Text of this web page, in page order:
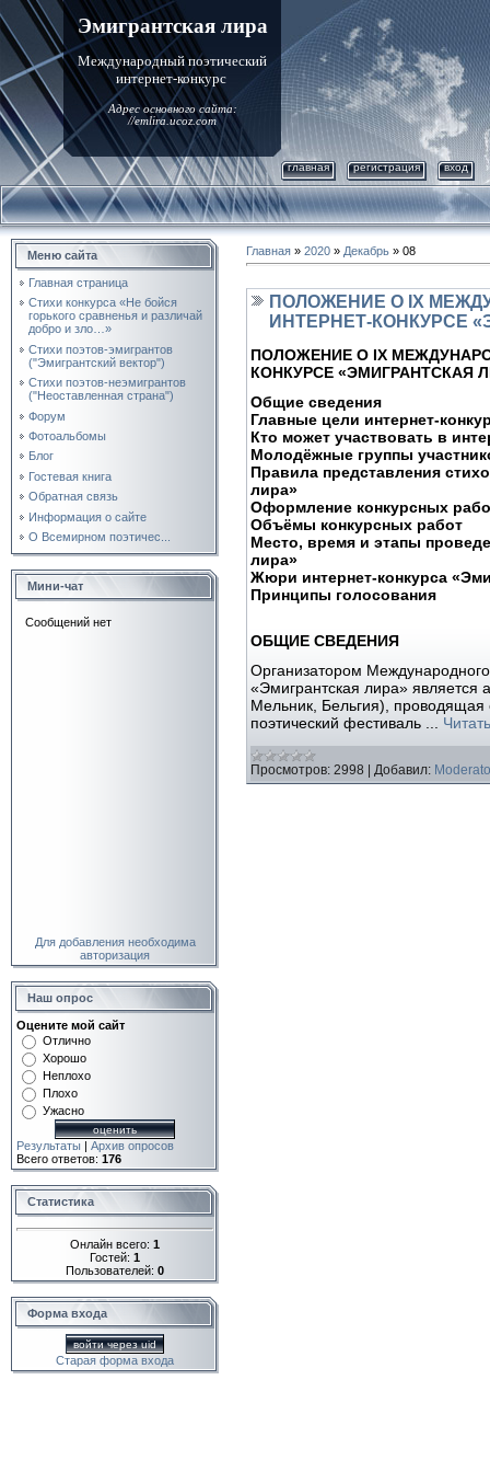
Эмигрантская лира
Международный поэтический
интернет-конкурс
Адрес основного сайта:
//emlira.ucoz.com
главная регистрация вход
Меню сайта
Главная страница
Стихи конкурса «Не бойся
горького сравненья и различай
добро и зло…»
Стихи поэтов-эмигрантов
("Эмигрантский вектор")
Стихи поэтов-неэмигрантов
("Неоставленная страна")
Форум
Фотоальбомы
Блог
Гостевая книга
Обратная связь
Информация о сайте
О Всемирном поэтичес...
Мини-чат
Для добавления необходима
авторизация
Наш опрос
Оцените мой сайт
Отлично
Хорошо
Неплохо
Плохо
Ужасно
Результаты | Архив опросов
Всего ответов: 176
Статистика
Онлайн всего: 1
Гостей: 1
Пользователей: 0
Форма входа
войти через uid
Старая форма входа
Главная » 2020 » Декабрь » 08
ПОЛОЖЕНИЕ О IX
ИНТЕРНЕТ-КОНКУРСЕ
ПОЛОЖЕНИЕ О IX
КОНКУРСЕ «ЭМИГРАНТСКАЯ
Общие сведения
Главные цели интернет-
Кто может участвовать в
Молодёжные группы
Правила представления
лира»
Оформление конкурсных
Объёмы конкурсных работ
Место, время и этапы
лира»
Жюри интернет-конкурса
Принципы голосования
ОБЩИЕ СВЕДЕНИЯ
Организатором Международного
«Эмигрантская лира» является
Мельник, Бельгия),
поэтический фестиваль
Просмотров: 2998 | Добавил: